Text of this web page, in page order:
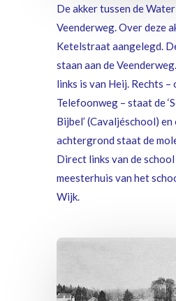
De akker tussen de
Veenderweg. Over deze
Ketelstraat aangelegd.
staan aan de
links is van Heij. Rechts –
Telefoonweg – staat de
Bijbel’ (Cavaljéschool) en
achtergrond staat de
Direct links van de
meesterhuis van het
Wijk.